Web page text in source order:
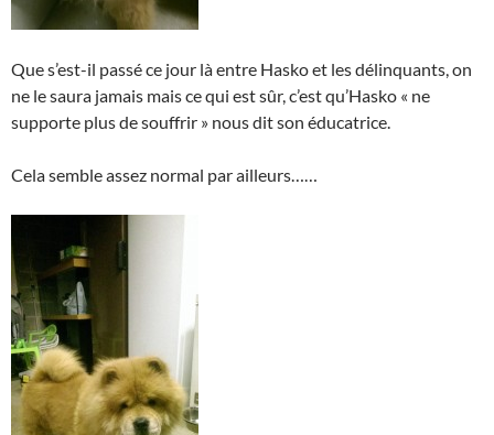
Que s’est-il passé ce jour là entre Hasko et les délinquants, on
ne le saura jamais mais ce qui est sûr, c’est qu’Hasko « ne
supporte plus de souffrir » nous dit son éducatrice.
Cela semble assez normal par ailleurs……